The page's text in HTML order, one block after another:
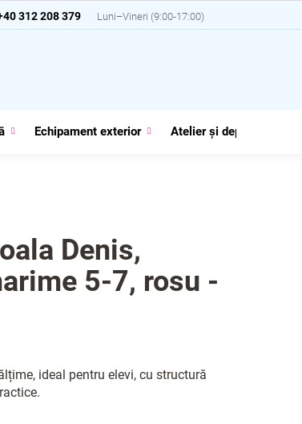
312 208 379
Echipament exterior Atelier și depozit
Denis,
5-7, rosu -
ideal pentru elevi, cu structură